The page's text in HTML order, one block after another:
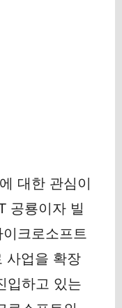
대한 관심이
공룡이자 빌
크로소프트
사업을 확장
입하고 있는